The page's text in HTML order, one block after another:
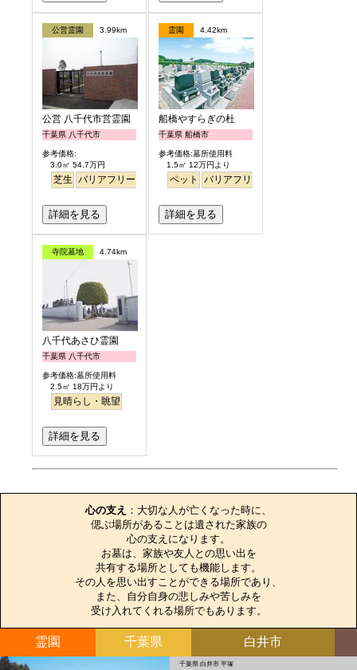
公営霊園 3.99km
公営 八千代市営霊園
千葉県 八千代市
参考価格:
3.0㎡ 54.7万円
芝生 バリアフリー 公園墓地
詳細を見る
霊園 4.42km
船橋やすらぎの杜
千葉県 船橋市
参考価格:墓所使用料
1.5㎡ 12万円より
ペット バリアフリー
詳細を見る
寺院墓地 4.74km
八千代あさひ霊園
千葉県 八千代市
参考価格:墓所使用料
2.5㎡ 18万円より
見晴らし・眺望
詳細を見る
心の支え ：大切な人が亡くなった時に、
偲ぶ場所があることは遺された家族の
心の支えになります。
お墓は、家族や友人との思い出を
共有する場所としても機能します。
その人を思い出すことができる場所であり、
また、自分自身の悲しみや苦しみを
受け入れてくれる場所でもあります。
霊園 千葉県 白井市
千葉県 白井市 平塚